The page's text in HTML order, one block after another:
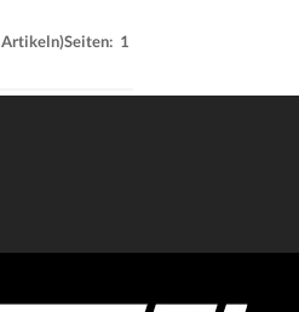
Artikeln)Seiten: 1